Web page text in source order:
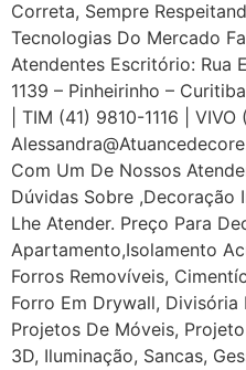
Correta, Sempre
Tecnologias Do Mercado
Atendentes Escritório: Rua
1139 – Pinheirinho –
| TIM (41) 9810-1116 |
Com Um De Nossos
Dúvidas Sobre
Lhe Atender. Preço Para
Apartamento,Isolamento
Forros Removíveis,
Forro Em Drywall, Divisória
Projetos De Móveis,
3D, Iluminação, Sancas,